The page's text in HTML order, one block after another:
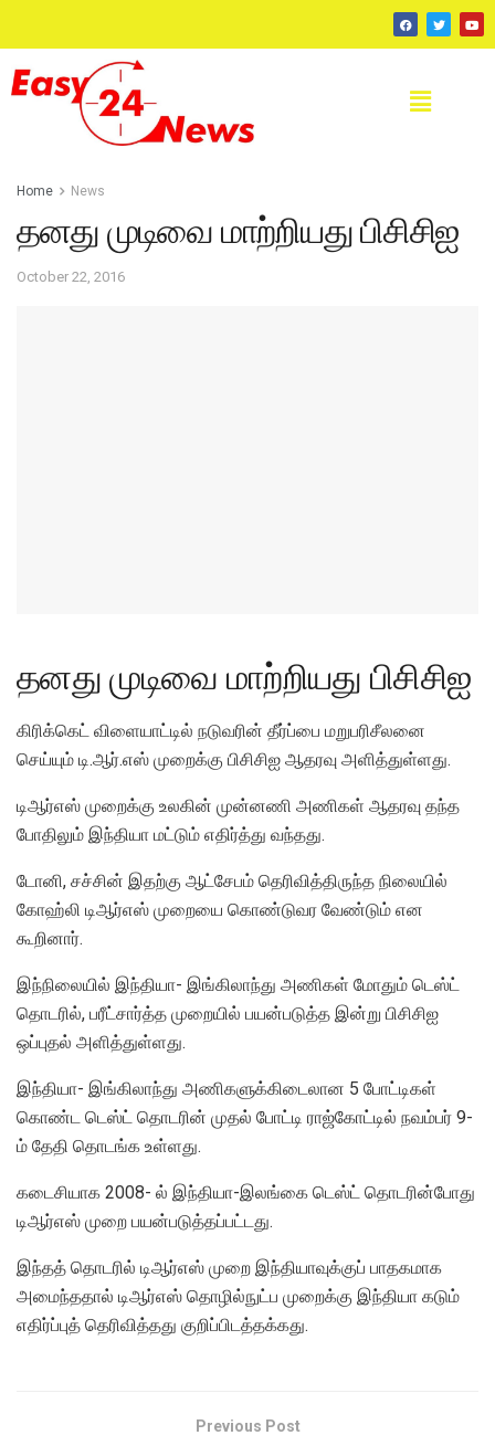
Home News
தனது முடிவை மாற்றியது பிசிசிஐ
October 22, 2016
தனது முடிவை மாற்றியது பிசிசிஐ
கிரிக்கெட் விளையாட்டில் நடுவரின் தீர்ப்பை மறுபரிசீலனை
செய்யும் டி.ஆர்.எஸ் முறைக்கு பிசிசிஐ ஆதரவு அளித்துள்ளது.
டிஆர்எஸ் முறைக்கு உலகின் முன்னணி அணிகள் ஆதரவு தந்த
போதிலும் இந்தியா மட்டும் எதிர்த்து வந்தது.
டோனி, சச்சின் இதற்கு ஆட்சேபம் தெரிவித்திருந்த நிலையில்
கோஹ்லி டிஆர்எஸ் முறையை கொண்டுவர வேண்டும் என
கூறினார்.
இந்நிலையில் இந்தியா- இங்கிலாந்து அணிகள் மோதும் டெஸ்ட்
தொடரில், பரீட்சார்த்த முறையில் பயன்படுத்த இன்று பிசிசிஐ
ஒப்புதல் அளித்துள்ளது.
இந்தியா- இங்கிலாந்து அணிகளுக்கிடைலான 5 போட்டிகள்
கொண்ட டெஸ்ட் தொடரின் முதல் போட்டி ராஜ்கோட்டில் நவம்பர் 9-
ம் தேதி தொடங்க உள்ளது.
கடைசியாக 2008- ல் இந்தியா-இலங்கை டெஸ்ட் தொடரின்போது
டிஆர்எஸ் முறை பயன்படுத்தப்பட்டது.
இந்தத் தொடரில் டிஆர்எஸ் முறை இந்தியாவுக்குப் பாதகமாக
அமைந்ததால் டிஆர்எஸ் தொழில்நுட்ப முறைக்கு இந்தியா கடும்
எதிர்ப்புத் தெரிவித்தது குறிப்பிடத்தக்கது.
Previous Post